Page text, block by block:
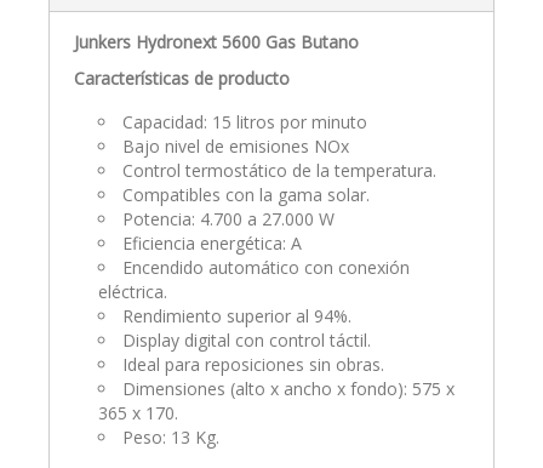
Junkers Hydronext 5600 Gas Butano
Características de producto
Capacidad: 15 litros por minuto
Bajo nivel de emisiones NOx
Control termostático de la temperatura.
Compatibles con la gama solar.
Potencia: 4.700 a 27.000 W
Eficiencia energética: A
Encendido automático con conexión
eléctrica.
Rendimiento superior al 94%.
Display digital con control táctil.
Ideal para reposiciones sin obras.
Dimensiones (alto x ancho x fondo): 575 x
365 x 170.
Peso: 13 Kg.